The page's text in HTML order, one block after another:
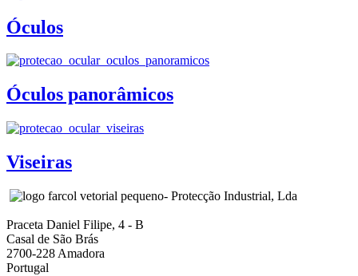
Óculos
Óculos panorâmicos
Viseiras
- Protecção Industrial, Lda
Praceta Daniel Filipe, 4 - B
Casal de São Brás
2700-228 Amadora
Portugal